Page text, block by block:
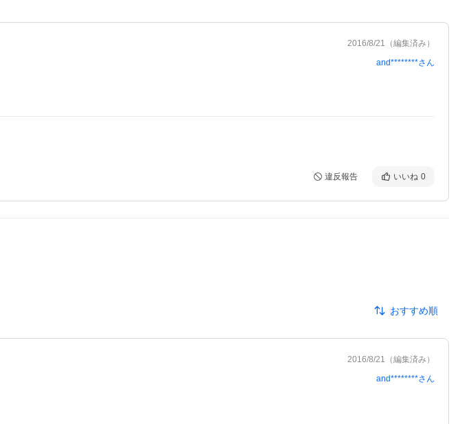
2016/8/21 （編集済み）
and********さん
違反報告 いいね 0
おすすめ順
2016/8/21 （編集済み）
and********さん